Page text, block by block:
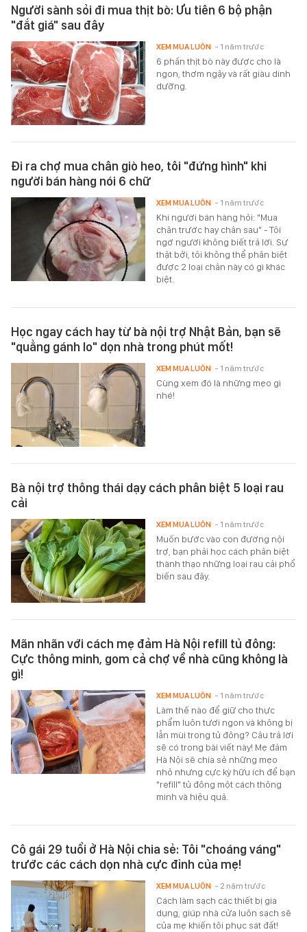
Người sành sỏi đi mua thịt bò: Ưu tiên 6 bộ phận
"đắt giá" sau đây
6 phần thịt bò này được cho là
ngon, thơm ngậy và rất giàu dinh
dưỡng.
XEM MUA LUÔN - 1 năm trước
Đi ra chợ mua chân giò heo, tôi "đứng hình" khi
người bán hàng nói 6 chữ
Khi người bán hàng hỏi: "Mua
chân trước hay chân sau" - Tôi
ngớ người không biết trả lời. Sự
thật bởi, tôi không thể phân biệt
được 2 loại chân này có gì khác
biệt.
XEM MUA LUÔN - 1 năm trước
Học ngay cách hay từ bà nội trợ Nhật Bản, bạn sẽ
"quẳng gánh lo" dọn nhà trong phút mốt!
Cùng xem đó là những mẹo gì
nhé!
XEM MUA LUÔN - 1 năm trước
Bà nội trợ thông thái dạy cách phân biệt 5 loại rau
cải
Muốn bước vào con đường nội
trợ, bạn phải học cách phân biệt
thành thạo những loại rau cải phổ
biến sau đây.
XEM MUA LUÔN - 1 năm trước
Mãn nhãn với cách mẹ đảm Hà Nội refill tủ đông:
Cực thông minh, gom cả chợ về nhà cũng không là
gì!
Làm thế nào để giữ cho thực
phẩm luôn tươi ngon và không bị
lẫn mùi trong tủ đông? Câu trả lời
sẽ có trong bài viết này! Mẹ đảm
Hà Nội sẽ chia sẻ những mẹo
nhỏ nhưng cực kỳ hữu ích để bạn
"refill" tủ đông một cách thông
minh và hiệu quả.
XEM MUA LUÔN - 1 năm trước
Cô gái 29 tuổi ở Hà Nội chia sẻ: Tôi "choáng váng"
trước các cách dọn nhà cực đỉnh của mẹ!
Cách làm sạch các thiết bị gia
dụng, giúp nhà cửa luôn sạch sẽ
của mẹ khiến tôi phục sát đất!
XEM MUA LUÔN - 2 năm trước